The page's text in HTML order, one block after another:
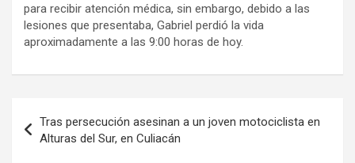
para recibir atención médica, sin embargo, debido a las
lesiones que presentaba, Gabriel perdió la vida
aproximadamente a las 9:00 horas de hoy.
de
Tras persecución asesinan a un joven motociclista en
Alturas del Sur, en Culiacán